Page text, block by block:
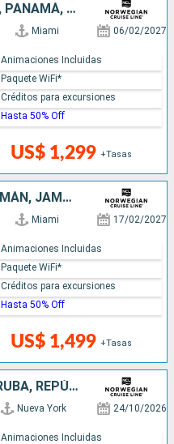
MÉXICO, BELICE, COSTA RICA, PANAMÁ, COLOMBIA, ISLAS CAIMÁN, ESTADOS UNIDOS
Miami 06/02/2027
US$ 1,299 +Tasas
Animaciones Incluidas
Paquete WiFi*
Créditos para excursiones
Hasta 50% Off
ESTADOS UNIDOS, ISLAS CAIMÁN, JAMAICA, COLOMBIA, PANAMÁ, COSTA RICA, BELICE, MÉXICO
Miami 17/02/2027
US$ 1,499 +Tasas
Animaciones Incluidas
Paquete WiFi*
Créditos para excursiones
Hasta 50% Off
BERMUDAS, PUERTO RICO, ARUBA, REPÚBLICA DOMINICANA, BAHAMAS, ESTADOS UNIDOS
Nueva York 24/10/2026
Animaciones Incluidas